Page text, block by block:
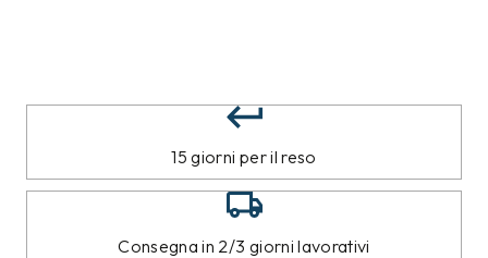
15 giorni per il reso
Consegna in 2/3 giorni lavorativi